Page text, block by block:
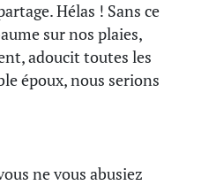
Hélas ! Sans ce
sur nos plaies,
adoucit toutes les
époux, nous serions
ne vous abusiez